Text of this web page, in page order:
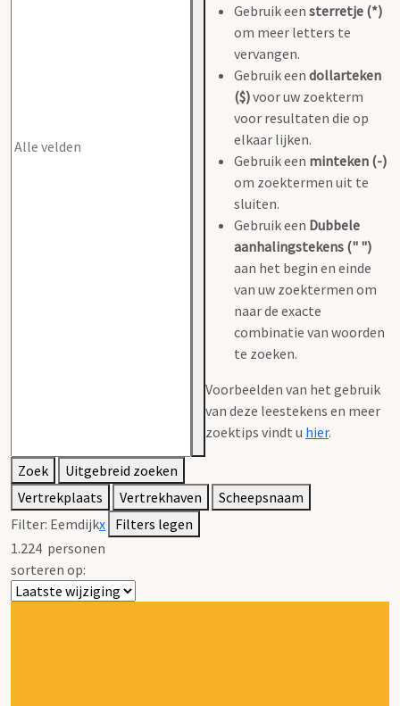
Gebruik een sterretje (*)
om meer letters te
vervangen.
Gebruik een dollarteken
($)voor uw zoekterm
voor resultaten die op
elkaar lijken.
Gebruik een minteken (-)
om zoektermen uit te
sluiten.
Gebruik een Dubbele
aanhalingstekens (" ")
aan het begin en einde
van uw zoektermen om
naar de exacte
combinatie van woorden
te zoeken.
Voorbeelden van het gebruik
van deze leestekens en meer
zoektips vindt u hier.
Zoek
Uitgebreid zoeken
Vertrekplaats
Vertrekhaven
Scheepsnaam
Filter: Eemdijkx Filters legen
1.224 personen
sorteren op: